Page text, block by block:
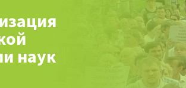
наук